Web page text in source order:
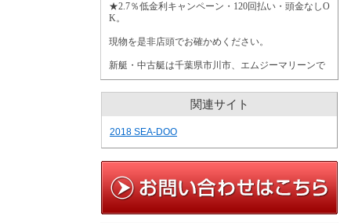
★2.7％低金利キャンペーン・120回払い・頭金なしO
K。
現物を是非店頭でお確かめください。
新艇・中古艇は千葉県市川市、エムジーマリーンで
関連サイト
2018 SEA-DOO